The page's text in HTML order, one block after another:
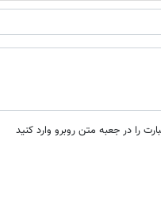
را در جعبه متن روبرو وارد کنید